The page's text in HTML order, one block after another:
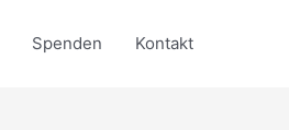
Spenden Kontakt